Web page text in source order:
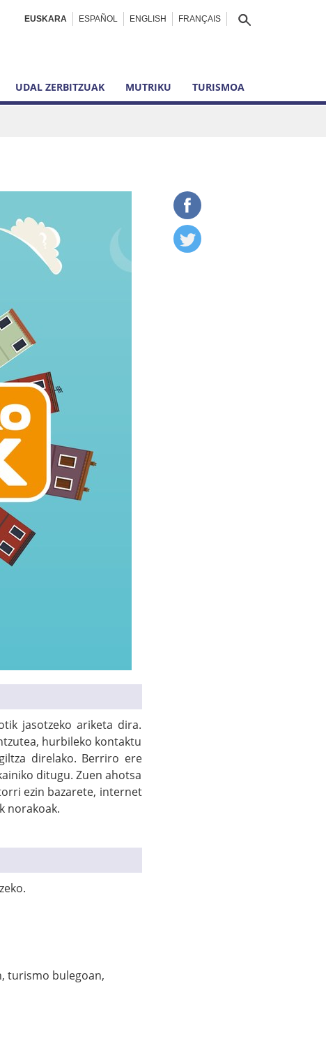
EUSKARA ESPAÑOL ENGLISH FRANÇAIS
UDAL ZERBITZUAK MUTRIKU TURISMOA
jasotzeko ariketa dira.
hurbileko kontaktu
direlako. Berriro ere
ditugu. Zuen ahotsa
ezin bazarete, internet
norakoak.
turismo bulegoan,